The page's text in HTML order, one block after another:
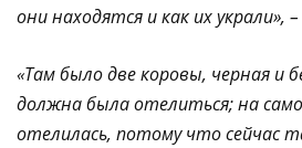
они находятся и как их украли»,
«Там было две коровы, черная и
должна была отелиться; на
отелилась, потому что сейчас